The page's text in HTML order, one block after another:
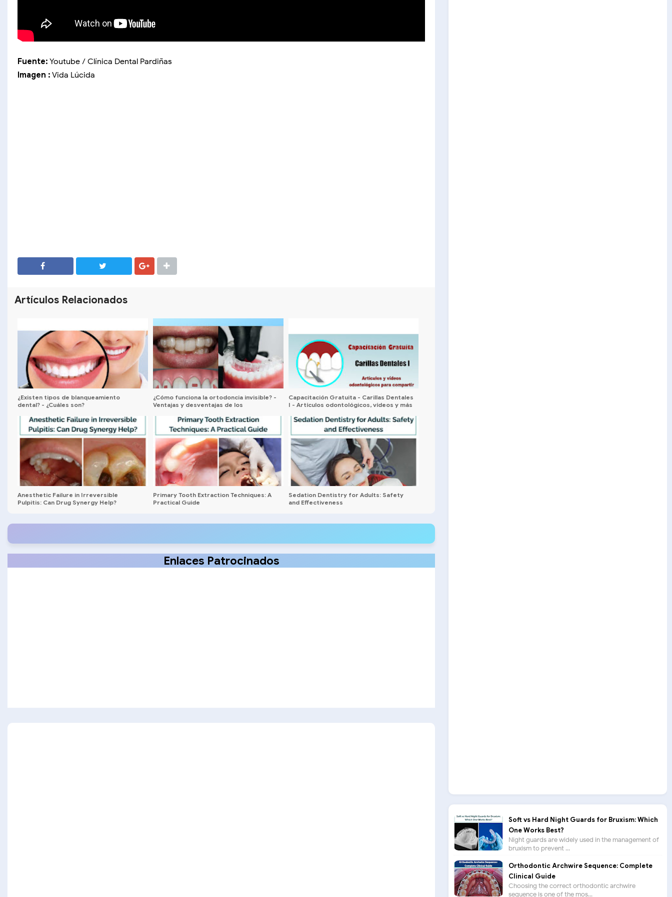
Fuente: Youtube / Clínica Dental Pardiñas
Imagen : Vida Lúcida
Artículos Relacionados
¿Existen tipos de blanqueamiento
dental? - ¿Cuáles son?
¿Cómo funciona la ortodoncia invisible? -
Ventajas y desventajas de los
Capacitación Gratuita - Carillas Dentales
I - Artículos odontológicos, vídeos y más
Anesthetic Failure in Irreversible
Pulpitis: Can Drug Synergy Help?
Primary Tooth Extraction Techniques: A
Practical Guide
Sedation Dentistry for Adults: Safety
and Effectiveness
Enlaces Patrocinados
Soft vs Hard Night Guards for Bruxism: Which
One Works Best?
Night guards are widely used in the management of
bruxism to prevent ...
Orthodontic Archwire Sequence: Complete
Clinical Guide
Choosing the correct orthodontic archwire
sequence is one of the mos...